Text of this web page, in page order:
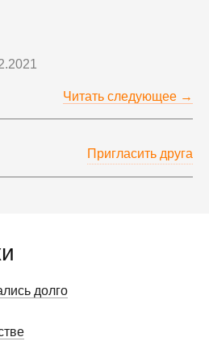
долго
Читать следующее →
Пригласить друга